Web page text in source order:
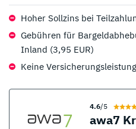
Hoher Sollzins bei
Gebühren für
Inland (3,95 EUR)
Keine
4.6/5
awa7